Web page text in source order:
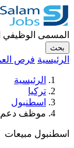
المسمى الوظيفي
بحث
الرئيسية فرص
الرئيسية
تركيا
اسطنبول
موظف دعم
اسطنبول مبيعات